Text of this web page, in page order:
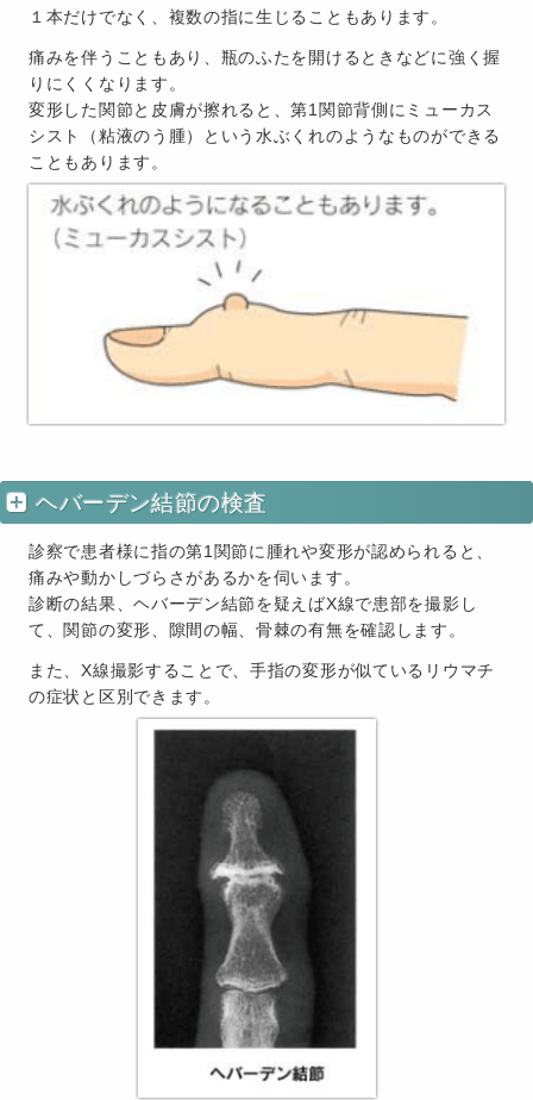
１本だけでなく、複数の指に生じることもあります。
痛みを伴うこともあり、瓶のふたを開けるときなどに強く握
りにくくなります。
変形した関節と皮膚が擦れると、第1関節背側にミューカス
シスト（粘液のう腫）という水ぶくれのようなものができる
こともあります。
ヘバーデン結節の検査
診察で患者様に指の第1関節に腫れや変形が認められると、
痛みや動かしづらさがあるかを伺います。
診断の結果、ヘバーデン結節を疑えばX線で患部を撮影し
て、関節の変形、隙間の幅、骨棘の有無を確認します。
また、X線撮影することで、手指の変形が似ているリウマチ
の症状と区別できます。